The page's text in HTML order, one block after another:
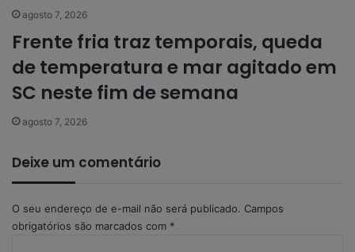
agosto 7, 2026
Frente fria traz temporais, queda
de temperatura e mar agitado em
SC neste fim de semana
agosto 7, 2026
Deixe um comentário
O seu endereço de e-mail não será publicado. Campos
obrigatórios são marcados com *